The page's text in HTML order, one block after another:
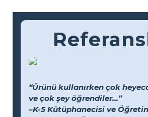
“Ürünü kullanırken çok
ve çok şey öğrendiler...”
–K-5 Kütüphanecisi ve